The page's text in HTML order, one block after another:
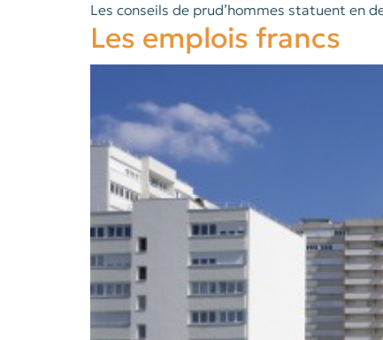
Les conseils de prud’hommes statuent en
Les emplois francs